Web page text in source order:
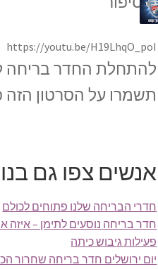
https://youtu.be/H19LhqO_poI
להתחלת החדר בריחה
תשמרו על הסרטון
אנשים צפו גם
חדרי הבריחה שלנו פתוחים לכולם
חדר בריחה נוסעים לתימן – איזה
פעילות גיבוש כיתה
יום ירושלים חדר בריחה שחרור